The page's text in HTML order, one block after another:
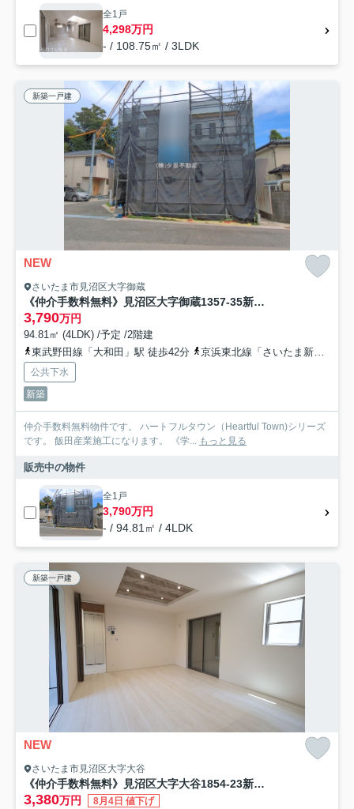
全1戸
4,298万円
- / 108.75㎡ / 3LDK
新築一戸建
NEW
さいたま市見沼区大字御蔵
《仲介手数料無料》見沼区大字御蔵1357-35新築一戸建て‎ハートフルタウン
3,790万円
94.81㎡ (4LDK) /予定 /2階建
東武野田線「大和田」駅 徒歩42分
京浜東北線「さいたま新都心」駅 徒歩52分
公共下水
新築
仲介手数料無料物件です。 ハートフルタウン（Heartful Town)シリーズ
です。 飯田産業施工になります。 《学... もっと見る
販売中の物件
全1戸
3,790万円
- / 94.81㎡ / 4LDK
新築一戸建
NEW
さいたま市見沼区大字大谷
《仲介手数料無料》見沼区大字大谷1854-23新築一戸建てリーブルガーデン
3,380万円 8月4日 値下げ